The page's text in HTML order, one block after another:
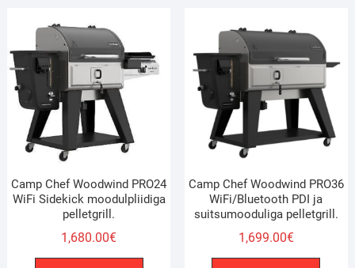
Camp Chef Woodwind PRO24
WiFi Sidekick moodulpliidiga
pelletgrill.
1,680.00€
Camp Chef Woodwind PRO36
WiFi/Bluetooth PDI ja
suitsumooduliga pelletgrill.
1,699.00€